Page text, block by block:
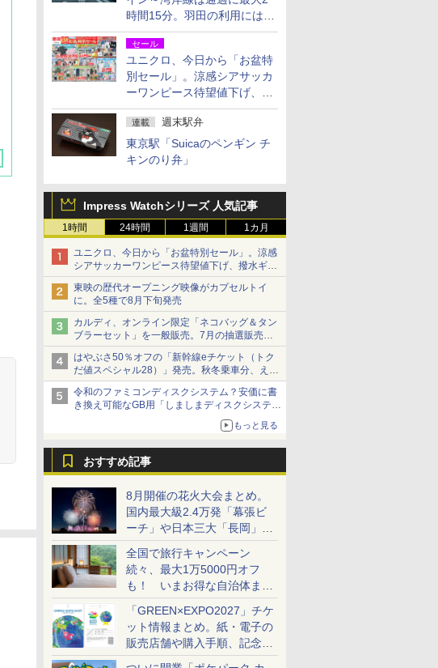
時間15分。羽田の利用には
「空港西出口」の利用検討を
セール
ユニクロ、今日から「お盆特
別セール」。涼感シアサッカ
ーワンピース待望値下げ、撥
水ギアショーツは1990円に
連載 週末駅弁
東京駅「Suicaのペンギン チ
キンのり弁」
Impress Watchシリーズ 人気記事
1時間 24時間 1週間 1カ月
ユニクロ、今日から「お盆特別セール」。涼感
シアサッカーワンピース待望値下げ、撥水ギア
ショーツは1990円に
東映の歴代オープニング映像がカプセルトイ
に。全5種で8月下旬発売
カルディ、オンライン限定「ネコバッグ＆タン
ブラーセット」を一般販売。7月の抽選販売の
当選無効分
はやぶさ50％オフの「新幹線eチケット（トク
だ値スペシャル28）」発売。秋冬乗車分、えき
ねっと限定
令和のファミコンディスクシステム？安価に書
き換え可能なGB用「しましまディスクシステ
もっと見る
おすすめ記事
8月開催の花火大会まとめ。
国内最大級2.4万発「幕張ビ
ーチ」や日本三大「長岡」な
ど大型イベント目白押し！
全国で旅行キャンペーン
続々、最大1万5000円オフ
も！ いまお得な自治体まと
め
「GREEN×EXPO2027」チケ
ット情報まとめ。紙・電子の
販売店舗や購入手順、記念チ
ケットも解説